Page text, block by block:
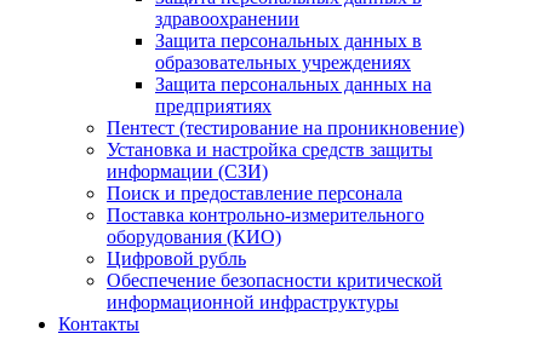
здравоохранении
Защита персональных данных в
образовательных учреждениях
Защита персональных данных на
предприятиях
Пентест (тестирование на проникновение)
Установка и настройка средств защиты
информации (СЗИ)
Поиск и предоставление персонала
Поставка контрольно-измерительного
оборудования (КИО)
Цифровой рубль
Обеспечение безопасности критической
информационной инфраструктуры
Контакты